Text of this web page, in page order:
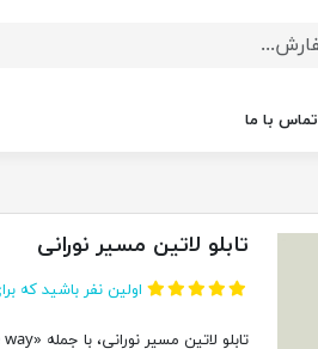
تماس با ما
تابلو لاتین مسیر نورانی
اولین نفر باشید که